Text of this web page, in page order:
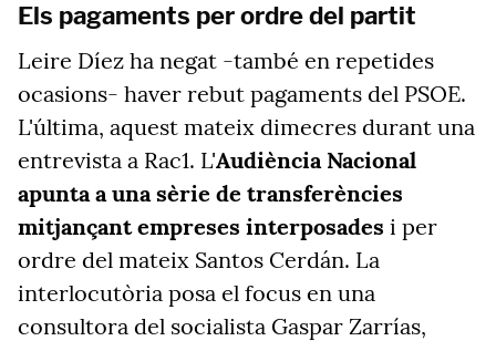
Els pagaments per ordre del partit
Leire Díez ha negat -també en repetides
ocasions- haver rebut pagaments del PSOE.
L'última, aquest mateix dimecres durant una
entrevista a Rac1. L'Audiència Nacional
apunta a una sèrie de transferències
mitjançant empreses interposades i per
ordre del mateix Santos Cerdán. La
interlocutòria posa el focus en una
consultora del socialista Gaspar Zarrías,